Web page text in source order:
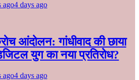
ago4 days ago
आंदोलन: गांधीवाद की छाया
युग का नया प्रतिरोध?
ago4 days ago